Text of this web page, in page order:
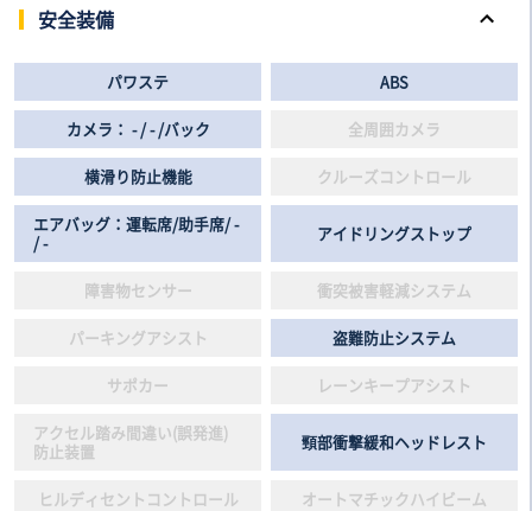
安全装備
パワステ ABS
カメラ： - / - /バック 全周囲カメラ
横滑り防止機能 クルーズコントロール
エアバッグ：運転席/助手席/ -
/ -
アイドリングストップ
障害物センサー 衝突被害軽減システム
パーキングアシスト 盗難防止システム
サポカー レーンキープアシスト
アクセル踏み間違い(誤発進)
防止装置
頸部衝撃緩和ヘッドレスト
ヒルディセントコントロール オートマチックハイビーム